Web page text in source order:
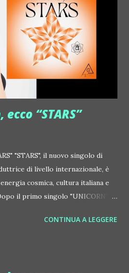
frivolouslive Frost ::
frostnorway Gonzales ::
gonzpiration Italian Laptop
Jimmy Edgar ::
colorstrip Jon Hopkins ::
jonhopkins Le Luci della
::
locod...
“STARS”
"STARS", il nuovo singolo di
di livello internazionale, è
cosmica, cultura italiana e
il primo singolo "UNICORN",
"STARS", interpretata dalla voce
CONTINUA A LEGGERE